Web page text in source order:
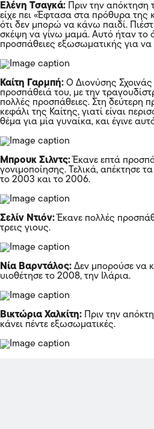
Ελένη Τσαγκά: Πριν την
είχε πει «Έφτασα στα πρόθυρα της
ότι δεν μπορώ να κάνω παιδί.
σκέψη να γίνω μαμά. Αυτό ήταν το
προσπάθειες εξωσωματικής για
Καίτη Γαρμπή: Ο Διονύσης Σχοινάς
προσπάθειά του, με την
πολλές προσπάθειες. Στη δεύτερη
κεφάλι της Καίτης, γιατί είναι
θέμα για μία γυναίκα, και έγινε
Μπρουκ Σιλντς:Έκανε επτά
γονιμοποίησης. Τελικά, απέκτησε
το 2003 και το 2006.
Σελίν Ντιόν:Έκανε πολλές
τρεις γιους.
Νία Βαρντάλος: Δεν μπορούσε να
υιοθέτησε το 2008, την Ιλάρια.
Βικτώρια Χαλκίτη: Πριν την
κάνει πέντε εξωσωματικές.